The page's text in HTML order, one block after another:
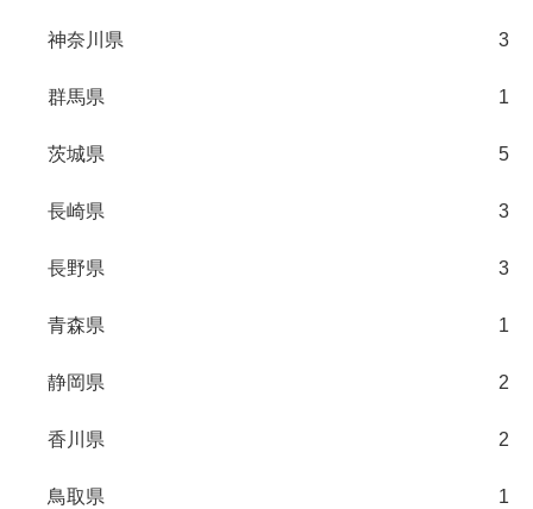
神奈川県 3
群馬県 1
茨城県 5
長崎県 3
長野県 3
青森県 1
静岡県 2
香川県 2
鳥取県 1